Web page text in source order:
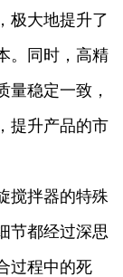
极大地提升了
。同时，高精
量稳定一致，
提升产品的市
搅拌器的特殊
节都经过深思
过程中的死